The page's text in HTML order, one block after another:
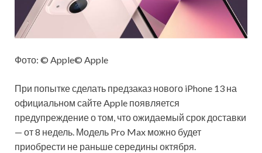
Фото: © Apple© Apple
При попытке сделать предзаказ нового iPhone 13 на
официальном сайтеApple появляется
предупреждение о том, что ожидаемый срок доставки
— от 8 недель. Модель Pro Max можно будет
приобрести не раньше середины октября.